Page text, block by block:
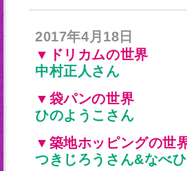
2017年4月18日
▼ドリカムの世界
中村正人さん
▼袋パンの世界
ひのようこさん
▼築地ホッピングの世
つきじろうさん&なべ